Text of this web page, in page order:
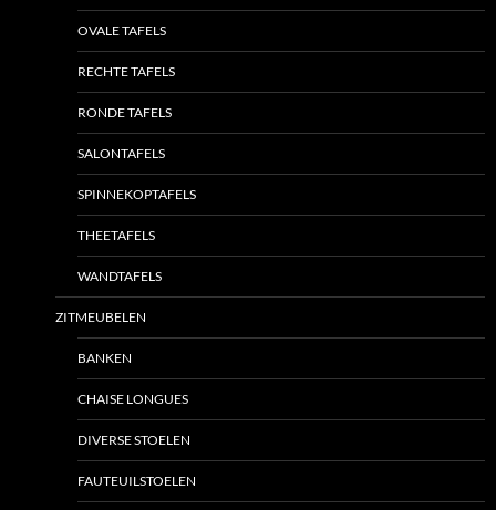
OVALE TAFELS
RECHTE TAFELS
RONDE TAFELS
SALONTAFELS
SPINNEKOPTAFELS
THEETAFELS
WANDTAFELS
ZITMEUBELEN
BANKEN
CHAISE LONGUES
DIVERSE STOELEN
FAUTEUILSTOELEN